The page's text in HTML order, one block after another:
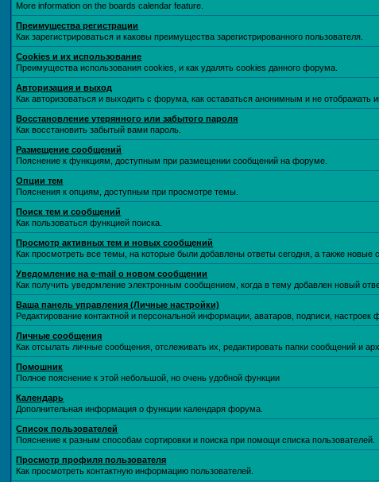
More information on the boards calendar feature.
Преимущества регистрации
Как зарегистрироваться и каковы преимущества зарегистрированного пользователя.
Cookies и их использование
Преимущества использования cookies, и как удалять cookies данного форума.
Авторизация и выход
Как авторизоваться и выходить с форума, как оставаться анонимным и не отображать
Восстановление утерянного или забытого пароля
Как восстановить забытый вами пароль.
Размещение сообщений
Пояснение к функциям, доступным при размещении сообщений на форуме.
Опции тем
Пояснения к опциям, доступным при просмотре темы.
Поиск тем и сообщений
Как пользоваться функцией поиска.
Просмотр активных тем и новых сообщений
Как просмотреть все темы, на которые были добавлены ответы сегодня, а также новые
Уведомление на е-mail о новом сообщении
Как получить уведомление электронным сообщением, когда в тему добавлен новый
Ваша панель управления (Личные настройки)
Редактирование контактной и персональной информации, аватаров, подписи, настроек
Личные сообщения
Как отсылать личные сообщения, отслеживать их, редактировать папки сообщений и
Помошник
Полное пояснение к этой небольшой, но очень удобной функции
Календарь
Дополнительная информация о функции календаря форума.
Список пользователей
Пояснение к разным способам сортировки и поиска при помощи списка пользователей.
Просмотр профиля пользователя
Как просмотреть контактную информацию пользователей.